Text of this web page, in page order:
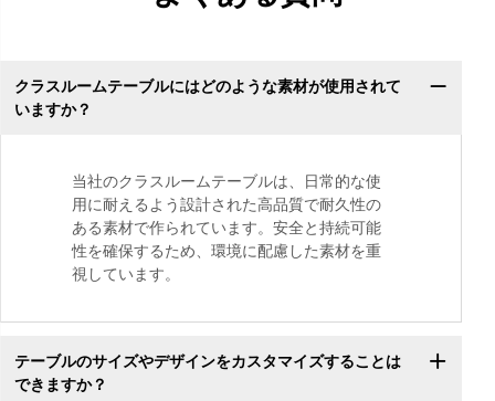
クラスルームテーブルにはどのような素材が使用されて
いますか？
当社のクラスルームテーブルは、日常的な使
用に耐えるよう設計された高品質で耐久性の
ある素材で作られています。安全と持続可能
性を確保するため、環境に配慮した素材を重
視しています。
テーブルのサイズやデザインをカスタマイズすることは
できますか？